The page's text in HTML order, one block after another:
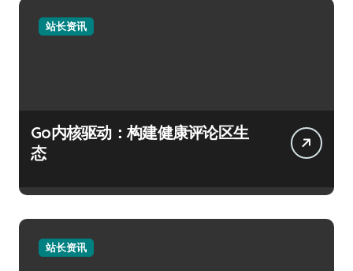
站长资讯
Go内核驱动：构建健康评论区生
态
站长资讯